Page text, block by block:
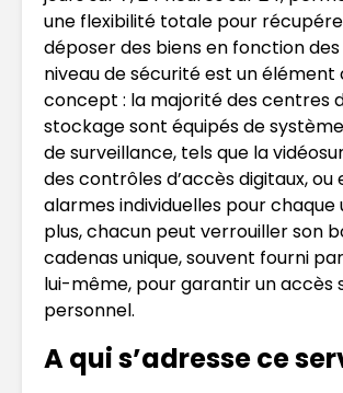
une flexibilité totale pour
déposer des biens en fonction des
niveau de sécurité est un
concept : la majorité des centres
stockage sont équipés de
de surveillance, tels que la
des contrôles d’accès digitaux, ou
alarmes individuelles pour chaque
plus, chacun peut verrouiller son
cadenas unique, souvent fourni
lui-même, pour garantir un
personnel.
A qui s’adresse ce